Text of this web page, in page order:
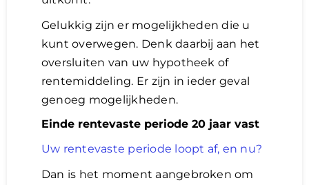
Gelukkig zijn er mogelijkheden die u
kunt overwegen. Denk daarbij aan het
oversluiten van uw hypotheek of
rentemiddeling. Er zijn in ieder geval
genoeg mogelijkheden.
Einde rentevaste periode 20 jaar vast
Uw rentevaste periode loopt af, en nu?
Dan is het moment aangebroken om